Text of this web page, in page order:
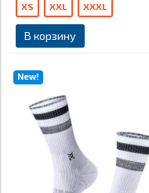
В корзину
XS XXL XXXL
New!